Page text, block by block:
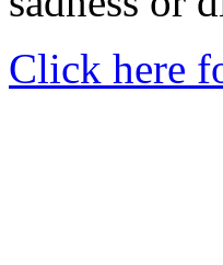
Click here